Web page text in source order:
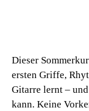
Dieser
ersten Griffe,
Gitarre lernt –
kann. Keine